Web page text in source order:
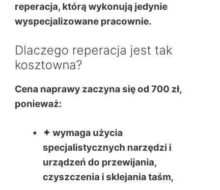
reperacja, którą wykonują jedynie
wyspecjalizowane pracownie.
Dlaczego reperacja jest tak
kosztowna?
Cena naprawy zaczyna sięod 700 zł,
ponieważ:
✦ wymaga użycia
specjalistycznych narzędzi i
urządzeń do przewijania,
czyszczenia i sklejania taśm,